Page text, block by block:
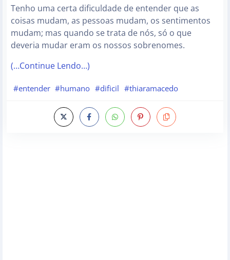
Tenho uma certa dificuldade de entender que as
coisas mudam, as pessoas mudam, os sentimentos
mudam; mas quando se trata de nós, só o que
deveria mudar eram os nossos sobrenomes.
(…Continue Lendo…)
#entender #humano #dificil #thiaramacedo